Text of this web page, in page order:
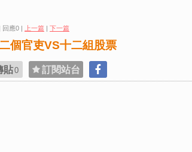
回應0 | 上一篇 | 下一篇
個官吏VS十二組股票
貼0 訂閱站台